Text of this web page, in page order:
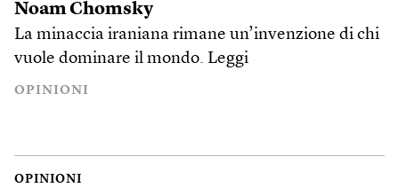
Noam Chomsky
La minaccia iraniana rimane un’invenzione di chi
vuole dominare il mondo. Leggi
OPINIONI
OPINIONI